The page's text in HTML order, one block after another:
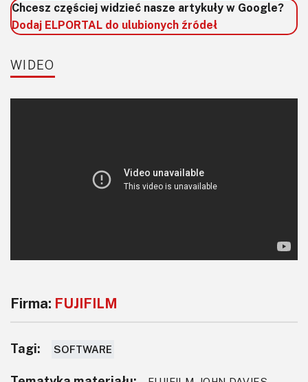
Chcesz częściej widzieć nasze artykuły w Google?
Dodaj ELPORTAL do ulubionych źródeł
WIDEO
Firma: FUJIFILM
Tagi: SOFTWARE